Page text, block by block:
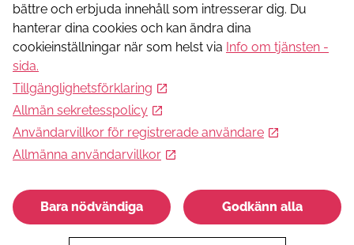
Visa aktiviteten på kartan
Dessa kan intressera dig
MIKKELI: Tietovisailua
Tietovisailua
Volontärarbete
bättre och erbjuda innehåll som intresserar dig. Du
hanterar dina cookies och kan ändra dina
cookieinställningar när som helst via Info om tjänsten -
sida.
Tillgänglighetsförklaring
Allmän sekretesspolicy
Användarvillkor för registrerade användare
Allmänna användarvillkor
Bara nödvändiga Godkänn alla